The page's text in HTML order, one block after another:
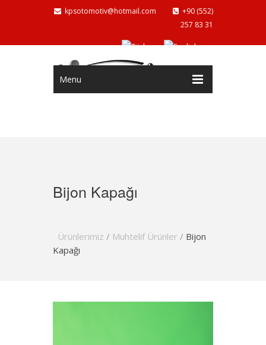
kpsotomotiv@hotmail.com
+90 (552)
257 83 31
Menu
Bijon Kapağı
Ürünlerimiz / Muhtelif Ürünler / Bijon
Kapağı